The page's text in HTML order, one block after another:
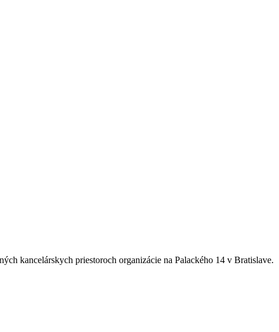
kancelárskych priestoroch organizácie na Palackého 14 v Bratislave.